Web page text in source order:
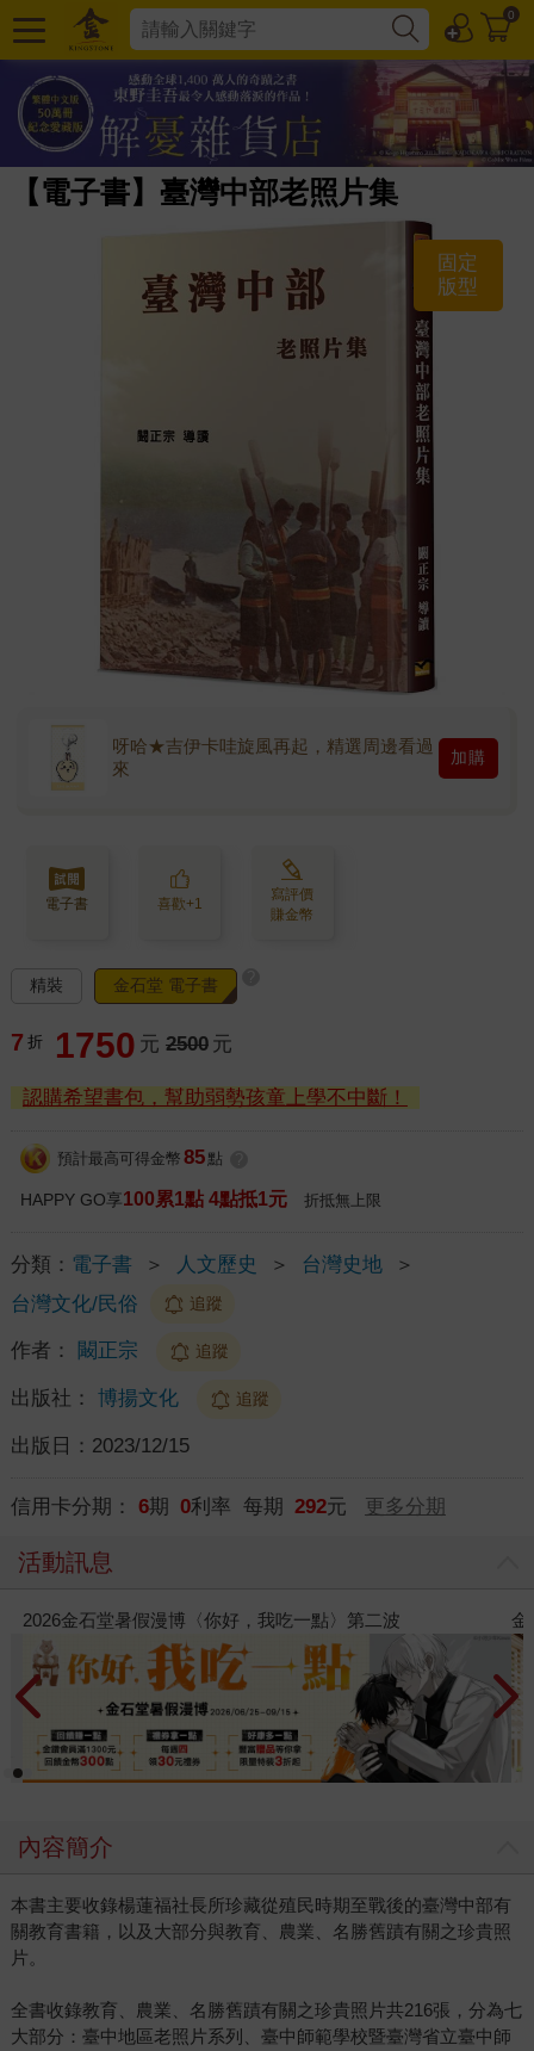
0
【電子書】臺灣中部老照片集
固定
版型
呀哈★吉伊卡哇旋風再起，精選周邊看過
來
加購
電子書 喜歡+1
寫評價
賺金幣
精裝 金石堂 電子書
7 折 1750 元 2500 元
認購希望書包，幫助弱勢孩童上學不中斷！
預計最高可得金幣 85 點
HAPPY GO享100累1點 4點抵1元 折抵無上限
分類： 電子書 ＞ 人文歷史 ＞ 台灣史地
＞
台灣文化/民俗
追蹤
作者： 闞正宗 追蹤
出版社： 博揚文化 追蹤
出版日： 2023/12/15
信用卡分期： 6期 0利率 每期 292元 更多分期
活動訊息
金石堂2026海外優惠：電子書
內容簡介
本書主要收錄楊蓮福社長所珍藏從殖民時期至戰後的臺灣中部有
關教育書籍，以及大部分與教育、農業、名勝舊蹟有關之珍貴照
片。
全書收錄教育、農業、名勝舊蹟有關之珍貴照片共216張，分為七
大部分：臺中地區老照片系列、臺中師範學校暨臺灣省立臺中師